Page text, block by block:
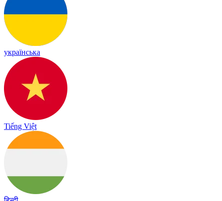
українська
Tiếng Việt